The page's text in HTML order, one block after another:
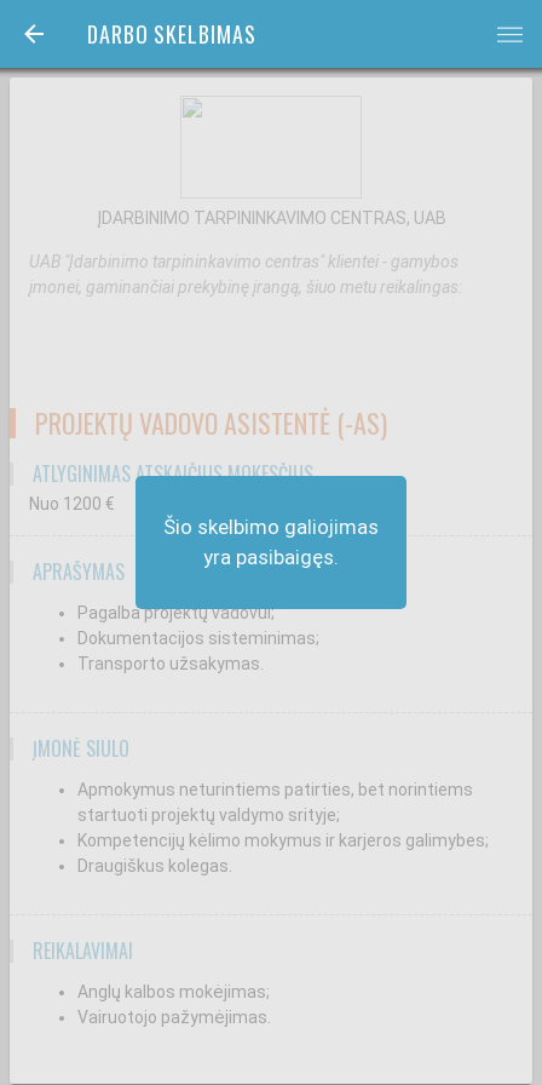
DARBO SKELBIMAS bars
Šio skelbimo galiojimas
yra pasibaigęs.
ĮDARBINIMO TARPININKAVIMO CENTRAS, UAB
UAB "Įdarbinimo tarpininkavimo centras" klientei - gamybos
įmonei, gaminančiai prekybinę įrangą, šiuo metu reikalingas:
PROJEKTŲ VADOVO ASISTENTĖ (-AS)
ATLYGINIMAS ATSKAIČIUS MOKESČIUS
Nuo 1200 €
APRAŠYMAS
Pagalba projektų vadovui;
Dokumentacijos sisteminimas;
Transporto užsakymas.
ĮMONĖ SIŪLO
Apmokymus neturintiems patirties, bet norintiems
startuoti projektų valdymo srityje;
Kompetencijų kėlimo mokymus ir karjeros galimybes;
Draugiškus kolegas.
REIKALAVIMAI
Anglų kalbos mokėjimas;
Vairuotojo pažymėjimas.